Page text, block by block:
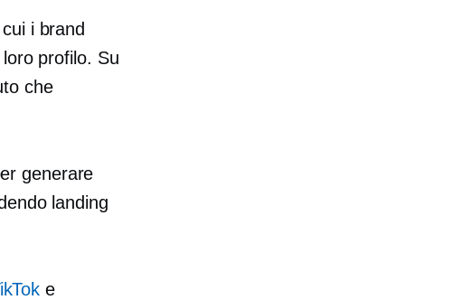
i brand
profilo. Su
che
generare
landing
e